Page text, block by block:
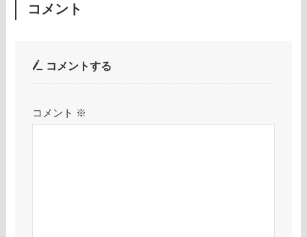
コメント
コメントする
コメント ※